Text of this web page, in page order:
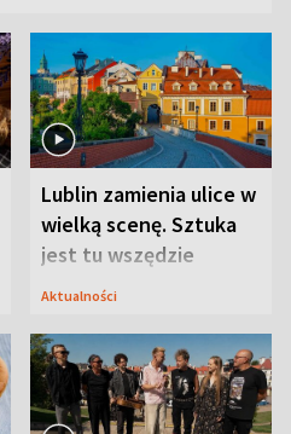
Lublin zamienia ulice w
wielką scenę. Sztuka
jest tu wszędzie
Aktualności